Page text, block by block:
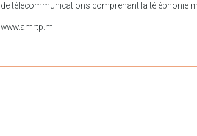
de télécommunications comprenant la téléphonie
www.amrtp.ml